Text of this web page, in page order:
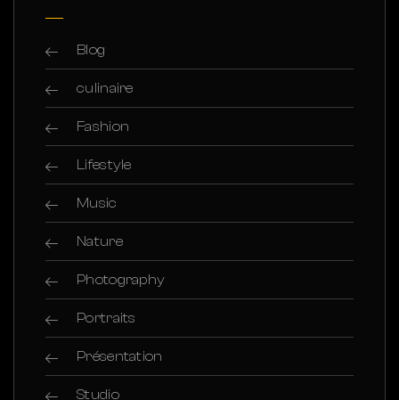
Blog
culinaire
Fashion
Lifestyle
Music
Nature
Photography
Portraits
Présentation
Studio